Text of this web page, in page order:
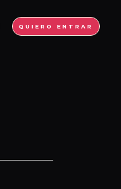
QUIERO ENTRAR